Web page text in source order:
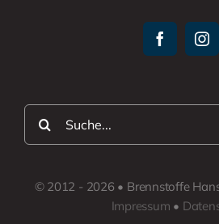
Suche
nach:
© 2012 - 2026 • Brennstoffe
Impressum •